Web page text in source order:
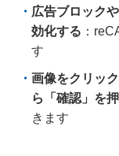
広告ブロック
効化する ：
す
画像をクリッ
ら「確認」を
きます